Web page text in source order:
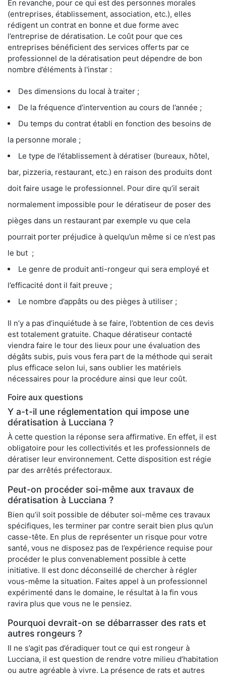
En revanche, pour ce qui est des personnes morales
(entreprises, établissement, association, etc.), elles
rédigent un contrat en bonne et due forme avec
l’entreprise de dératisation. Le coût pour que ces
entreprises bénéficient des services offerts par ce
professionnel de la dératisation peut dépendre de bon
nombre d’éléments à l'instar :
Des dimensions du local à traiter ;
De la fréquence d’intervention au cours de l’année ;
Du temps du contrat établi en fonction des besoins de
la personne morale ;
Le type de l’établissement à dératiser (bureaux, hôtel,
bar, pizzeria, restaurant, etc.) en raison des produits dont
doit faire usage le professionnel. Pour dire qu’il serait
normalement impossible pour le dératiseur de poser des
pièges dans un restaurant par exemple vu que cela
pourrait porter préjudice à quelqu’un même si ce n’est pas
le but ;
Le genre de produit anti-rongeur qui sera employé et
l’efficacité dont il fait preuve ;
Le nombre d’appâts ou des pièges à utiliser ;
Il n’y a pas d’inquiétude à se faire, l’obtention de ces devis
est totalement gratuite. Chaque dératiseur contacté
viendra faire le tour des lieux pour une évaluation des
dégâts subis, puis vous fera part de la méthode qui serait
plus efficace selon lui, sans oublier les matériels
nécessaires pour la procédure ainsi que leur coût.
Foire aux questions
Y a-t-il une réglementation qui impose une
dératisation à Lucciana ?
À cette question la réponse sera affirmative. En effet, il est
obligatoire pour les collectivités et les professionnels de
dératiser leur environnement. Cette disposition est régie
par des arrêtés préfectoraux.
Peut-on procéder soi-même aux travaux de
dératisation à Lucciana ?
Bien qu’il soit possible de débuter soi-même ces travaux
spécifiques, les terminer par contre serait bien plus qu’un
casse-tête. En plus de représenter un risque pour votre
santé, vous ne disposez pas de l’expérience requise pour
procéder le plus convenablement possible à cette
initiative. Il est donc déconseillé de chercher à régler
vous-même la situation. Faites appel à un professionnel
expérimenté dans le domaine, le résultat à la fin vous
ravira plus que vous ne le pensiez.
Pourquoi devrait-on se débarrasser des rats et
autres rongeurs ?
Il ne s’agit pas d’éradiquer tout ce qui est rongeur à
Lucciana, il est question de rendre votre milieu d’habitation
ou autre agréable à vivre. La présence de rats et autres